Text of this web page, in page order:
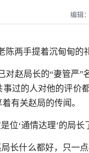
编辑
陈两手提着沉甸甸
对赵局长的“妻管严
过的人对他的评价
有关赵局的传闻。
位‘通情达理’的局长
长什么都好，只一